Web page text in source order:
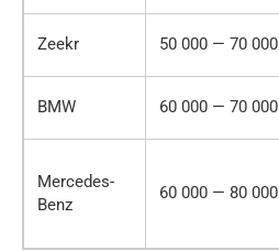
Zeekr 50 000 — 70 000
BMW 60 000 — 70 000
Mercedes-
Benz
60 000 — 80 000